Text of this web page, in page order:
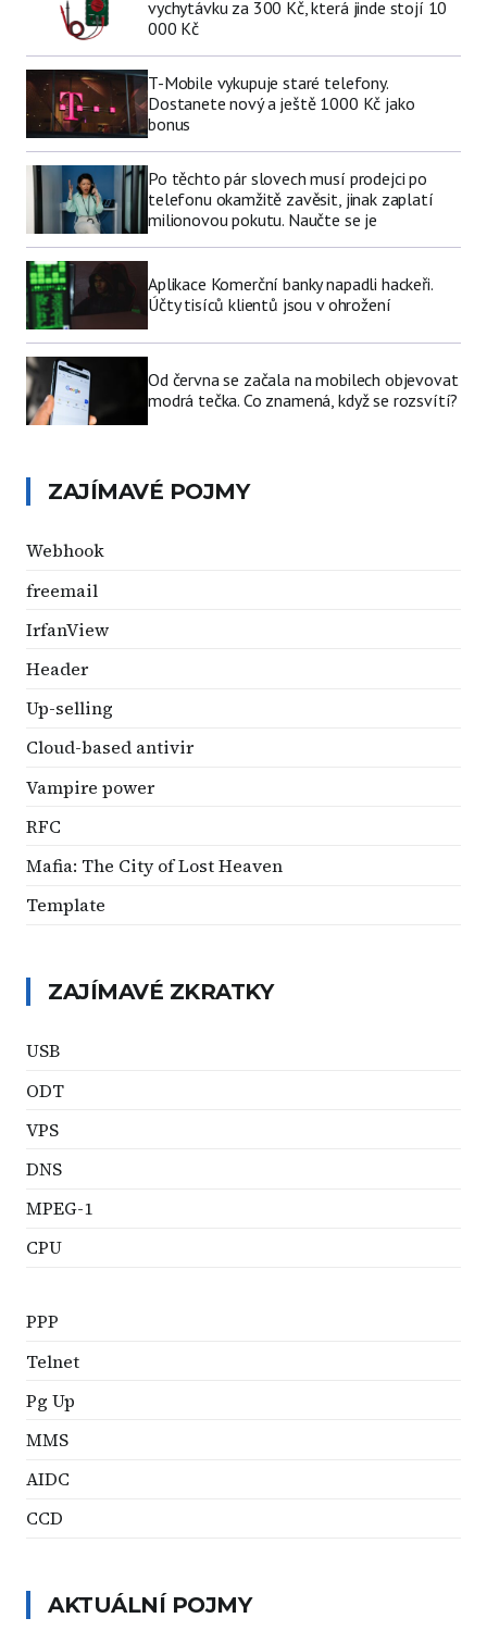
vychytávku za 300 Kč, která jinde stojí 10
000 Kč
T-Mobile vykupuje staré telefony.
Dostanete nový a ještě 1000 Kč jako
bonus
Po těchto pár slovech musí prodejci po
telefonu okamžitě zavěsit, jinak zaplatí
milionovou pokutu. Naučte se je
Aplikace Komerční banky napadli hackeři.
Účty tisíců klientů jsou v ohrožení
Od června se začala na mobilech objevovat
modrá tečka. Co znamená, když se rozsvítí?
ZAJÍMAVÉ POJMY
Webhook
freemail
IrfanView
Header
Up-selling
Cloud-based antivir
Vampire power
RFC
Mafia: The City of Lost Heaven
Template
ZAJÍMAVÉ ZKRATKY
USB
ODT
VPS
DNS
MPEG-1
CPU
PPP
Telnet
Pg Up
MMS
AIDC
CCD
AKTUÁLNÍ POJMY